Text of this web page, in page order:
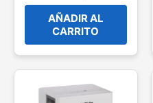
AÑADIR AL
CARRITO